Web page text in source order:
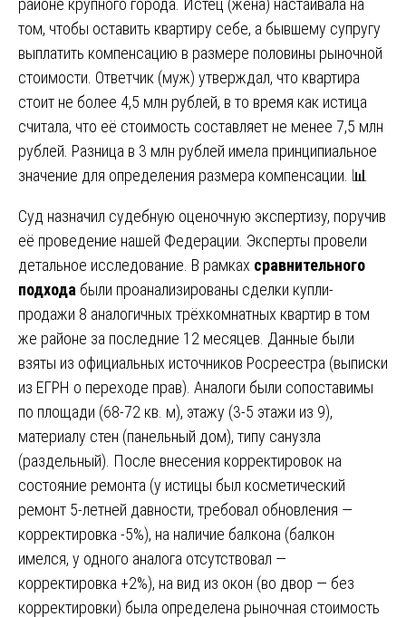
районе крупного города. Истец (жена) настаивала на
том, чтобы оставить квартиру себе, а бывшему супругу
выплатить компенсацию в размере половины рыночной
стоимости. Ответчик (муж) утверждал, что квартира
стоит не более 4,5 млн рублей, в то время как истица
считала, что её стоимость составляет не менее 7,5 млн
рублей. Разница в 3 млн рублей имела принципиальное
значение для определения размера компенсации. 📊
Суд назначил судебную оценочную экспертизу, поручив
её проведение нашей Федерации. Эксперты провели
детальное исследование. В рамках сравнительного
подхода были проанализированы сделки купли-
продажи 8 аналогичных трёхкомнатных квартир в том
же районе за последние 12 месяцев. Данные были
взяты из официальных источников Росреестра (выписки
из ЕГРН о переходе прав). Аналоги были сопоставимы
по площади (68-72 кв. м), этажу (3-5 этажи из 9),
материалу стен (панельный дом), типу санузла
(раздельный). После внесения корректировок на
состояние ремонта (у истицы был косметический
ремонт 5-летней давности, требовал обновления —
корректировка -5%), на наличие балкона (балкон
имелся, у одного аналога отсутствовал —
корректировка +2%), на вид из окон (во двор — без
корректировки) была определена рыночная стоимость